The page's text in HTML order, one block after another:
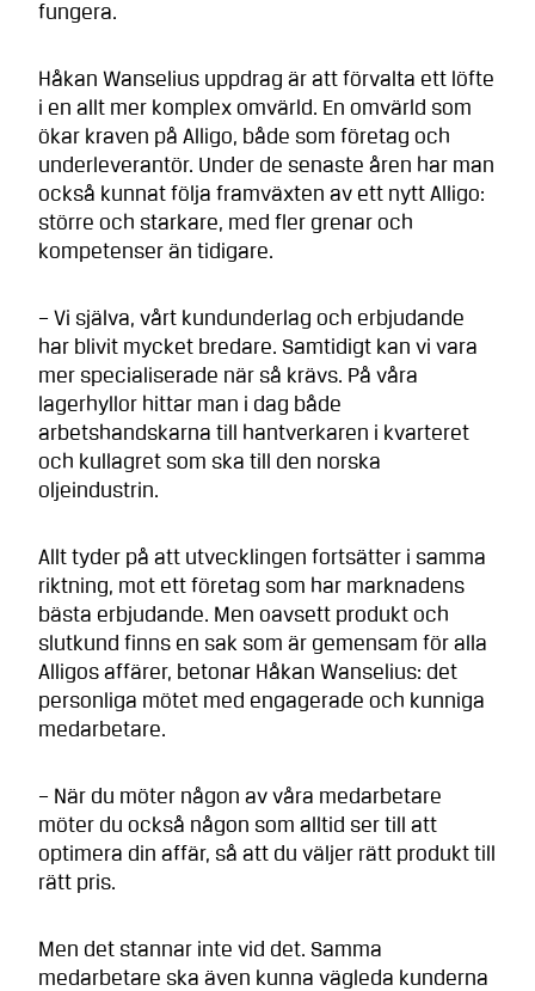
fungera.
Håkan Wanselius uppdrag är att förvalta ett löfte
i en allt mer komplex omvärld. En omvärld som
ökar kraven på Alligo, både som företag och
underleverantör. Under de senaste åren har man
också kunnat följa framväxten av ett nytt Alligo:
större och starkare, med fler grenar och
kompetenser än tidigare.
– Vi själva, vårt kundunderlag och erbjudande
har blivit mycket bredare. Samtidigt kan vi vara
mer specialiserade när så krävs. På våra
lagerhyllor hittar man i dag både
arbetshandskarna till hantverkaren i kvarteret
och kullagret som ska till den norska
oljeindustrin.
Allt tyder på att utvecklingen fortsätter i samma
riktning, mot ett företag som har marknadens
bästa erbjudande. Men oavsett produkt och
slutkund finns en sak som är gemensam för alla
Alligos affärer, betonar Håkan Wanselius: det
personliga mötet med engagerade och kunniga
medarbetare.
– När du möter någon av våra medarbetare
möter du också någon som alltid ser till att
optimera din affär, så att du väljer rätt produkt till
rätt pris.
Men det stannar inte vid det. Samma
medarbetare ska även kunna vägleda kunderna